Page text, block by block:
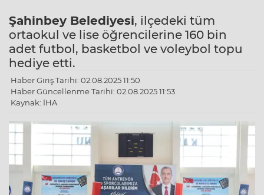
Şahinbey Belediyesi, ilçedeki tüm
ortaokul ve lise öğrencilerine 160 bin
adet futbol, basketbol ve voleybol topu
hediye etti.
Haber Giriş Tarihi: 02.08.2025 11:50
Haber Güncellenme Tarihi: 02.08.2025 11:53
Kaynak: İHA